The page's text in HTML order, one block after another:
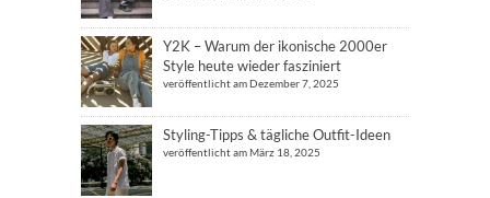
Y2K – Warum der ikonische 2000er
Style heute wieder fasziniert
veröffentlicht am Dezember 7, 2025
Styling-Tipps & tägliche Outfit-Ideen
veröffentlicht am März 18, 2025